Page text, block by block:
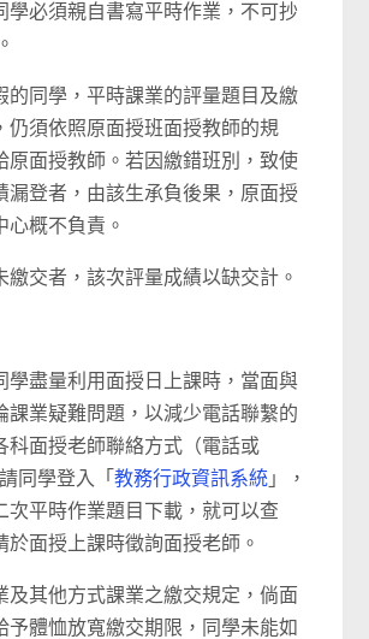
學必須親自書寫平時作業，不可抄
的同學，平時課業的評量題目及繳
仍須依照原面授班面授教師的規
原面授教師。若因繳錯班別，致使
漏登者，由該生承負後果，原面授
心概不負責。
繳交者，該次評量成績以缺交計。
學盡量利用面授日上課時，當面與
課業疑難問題，以減少電話聯繫的
科面授老師聯絡方式（電話或
同學登入「教務行政資訊系統 」，
次平時作業題目下載，就可以查
於面授上課時徵詢面授老師。
及其他方式課業之繳交規定，倘面
予體恤放寬繳交期限，同學未能如